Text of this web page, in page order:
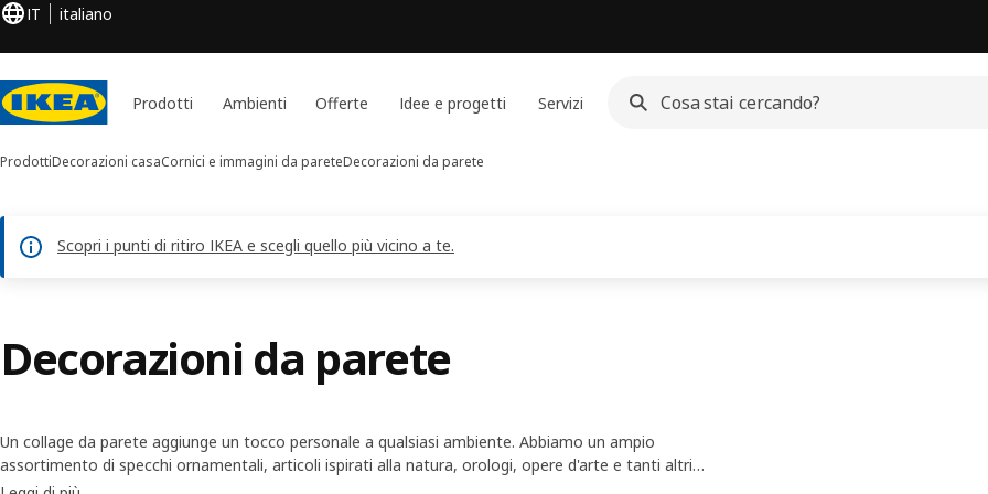
IT italiano
Prodotti Ambienti Offerte Idee e progetti Servizi
ProdottiDecorazioni casaCornici e immagini da pareteDecorazioni da parete
Scopri i punti di ritiro IKEA e scegli quello più vicino a te.
Decorazioni da parete
Un collage da parete aggiunge un tocco personale a qualsiasi ambiente. Abbiamo un ampio
assortimento di specchi ornamentali, articoli ispirati alla natura, orologi, opere d'arte e tanti altri
prodotti che puoi usare singolarmente o anche combinare tra loro per ottenere un effetto ancora